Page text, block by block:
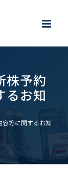
株予約
るお知
容等に関するお知